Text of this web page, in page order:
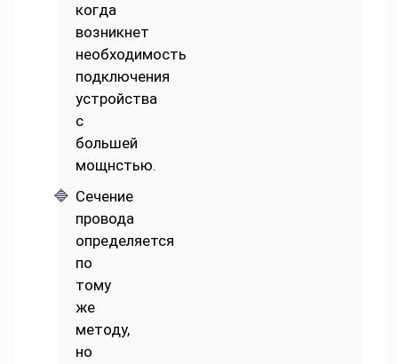
когда
возникнет
необходимость
подключения
устройства
с
большей
мощнстью.
Сечение
провода
определяется
по
тому
же
методу,
но